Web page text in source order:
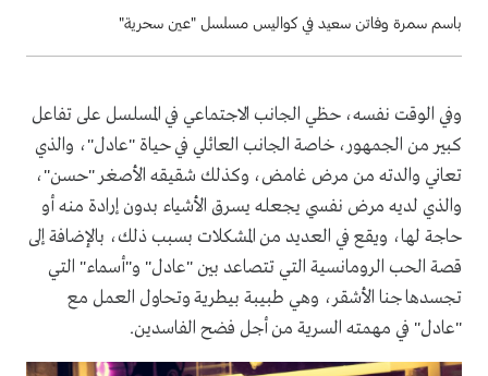
باسم سمرة وفاتن سعيد في كواليس مسلسل "عين سحرية"
وفي الوقت نفسه، حظي الجانب الاجتماعي في المسلسل على تفاعل
كبير من الجمهور، خاصة الجانب العائلي في حياة "عادل"، والذي
تعاني والدته من مرض غامض، وكذلك شقيقه الأصغر "حسن"،
والذي لديه مرض نفسي يجعله يسرق الأشياء بدون إرادة منه أو
حاجة لها، ويقع في العديد من المشكلات بسبب ذلك، بالإضافة إلى
قصة الحب الرومانسية التي تتصاعد بين "عادل" و"أسماء" التي
تجسدها جنا الأشقر، وهي طبيبة بيطرية وتحاول العمل مع
"عادل" في مهمته السرية من أجل فضح الفاسدين.